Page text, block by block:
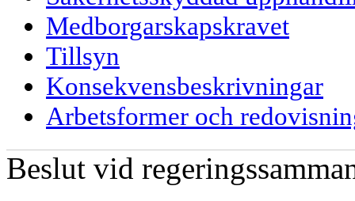
Medborgarskapskravet
Tillsyn
Konsekvensbeskrivningar
Arbetsformer och
Beslut vid